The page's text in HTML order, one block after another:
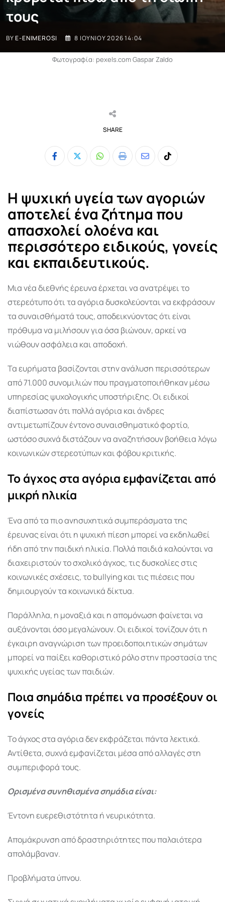
τους
BYE-ENIMEROSI 8 ΙΟΥΝΊΟΥ 2026 14:04
Φωτογραφία: pexels.com Gaspar Zaldo
SHARE
Whatsapp
Print
ShareTiktok
Η ψυχική υγεία των αγοριών
αποτελεί ένα ζήτημα που
απασχολεί ολοένα και
περισσότερο ειδικούς, γονείς
και εκπαιδευτικούς.
Μια νέα διεθνής έρευνα έρχεται να ανατρέψει το
στερεότυπο ότι τα αγόρια δυσκολεύονται να εκφράσουν
τα συναισθήματά τους, αποδεικνύοντας ότι είναι
πρόθυμα να μιλήσουν για όσα βιώνουν, αρκεί να
νιώθουν ασφάλεια και αποδοχή.
Τα ευρήματα βασίζονται στην ανάλυση περισσότερων
από 71.000 συνομιλιών που πραγματοποιήθηκαν μέσω
υπηρεσίας ψυχολογικής υποστήριξης. Οι ειδικοί
διαπίστωσαν ότι πολλά αγόρια και άνδρες
αντιμετωπίζουν έντονο συναισθηματικό φορτίο,
ωστόσο συχνά διστάζουν να αναζητήσουν βοήθεια λόγω
κοινωνικών στερεοτύπων και φόβου κριτικής.
Το άγχος στα αγόρια εμφανίζεται από
μικρή ηλικία
Ένα από τα πιο ανησυχητικά συμπεράσματα της
έρευνας είναι ότι η ψυχική πίεση μπορεί να εκδηλωθεί
ήδη από την παιδική ηλικία. Πολλά παιδιά καλούνται να
διαχειριστούν το σχολικό άγχος, τις δυσκολίες στις
κοινωνικές σχέσεις, το bullying και τις πιέσεις που
δημιουργούν τα κοινωνικά δίκτυα.
Παράλληλα, η μοναξιά και η απομόνωση φαίνεται να
αυξάνονται όσο μεγαλώνουν. Οι ειδικοί τονίζουν ότι η
έγκαιρη αναγνώριση των προειδοποιητικών σημάτων
μπορεί να παίξει καθοριστικό ρόλο στην προστασία της
ψυχικής υγείας των παιδιών.
Ποια σημάδια πρέπει να προσέξουν οι
γονείς
Το άγχος στα αγόρια δεν εκφράζεται πάντα λεκτικά.
Αντίθετα, συχνά εμφανίζεται μέσα από αλλαγές στη
συμπεριφορά τους.
Ορισμένα συνηθισμένα σημάδια είναι:
Έντονη ευερεθιστότητα ή νευρικότητα.
Απομάκρυνση από δραστηριότητες που παλαιότερα
απολάμβαναν.
Προβλήματα ύπνου.